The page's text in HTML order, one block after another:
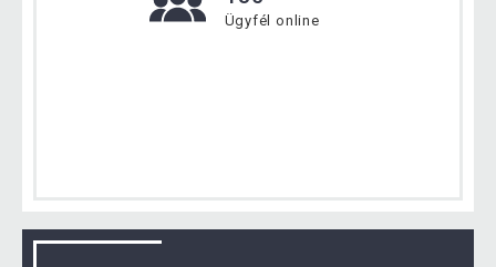
Ügyfél online